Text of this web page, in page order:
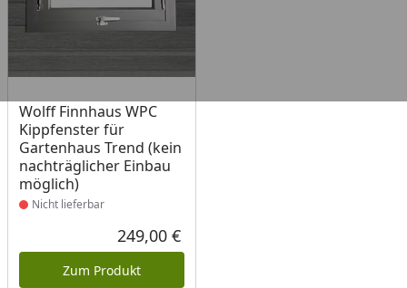
Wolff Finnhaus WPC
Kippfenster für
Gartenhaus Trend (kein
nachträglicher Einbau
möglich)
Produkt nicht lieferbar
Nicht lieferbar
Aktueller Preis
249,00 €
Zum Produkt